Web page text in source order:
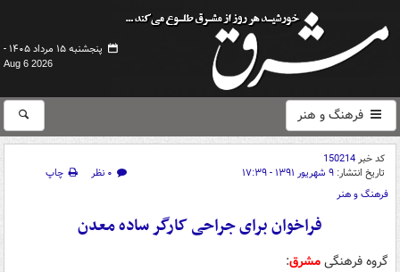
پنجشنبه ۱۵ مرداد ۱۴۰۵ -
Aug 6 2026
فرهنگ و هنر
کد خبر150214
تاریخ انتشار: ۹ شهریور ۱۳۹۱ - ۱۷:۳۹ ۰ نظر
چاپ
فرهنگ و هنر
فراخوان برای جراحی کارگر ساده معدن
گروه فرهنگیمشرق: